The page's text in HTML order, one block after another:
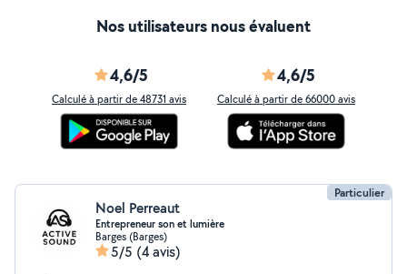
Nos utilisateurs nous évaluent
4,6/5
Calculé à partir de 48731 avis
4,6/5
Calculé à partir de 66000 avis
Particulier
Noel Perreaut
Entrepreneur son et lumière
Barges (Barges)
5/5 (4 avis)